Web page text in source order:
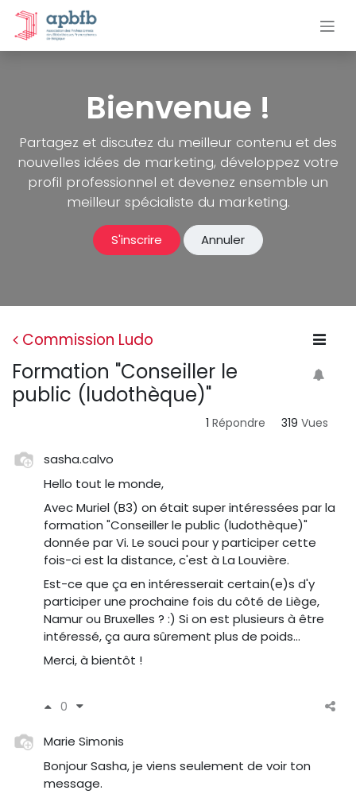
Se rendre au contenu
Bienvenue !
Partagez et discutez du meilleur contenu et des
nouvelles idées de marketing, développez votre
profil professionnel et devenez ensemble un
meilleur spécialiste du marketing.
S'inscrire Annuler
Commission Ludo
Formation "Conseiller le
public (ludothèque)"
1 Répondre 319 Vues
sasha.calvo
Hello tout le monde,
Avec Muriel (B3) on était super intéressées par la
formation "Conseiller le public (ludothèque)"
donnée par Vi. Le souci pour y participer cette
fois-ci est la distance, c'est à La Louvière.
Est-ce que ça en intéresserait certain(e)s d'y
participer une prochaine fois du côté de Liège,
Namur ou Bruxelles ? :) Si on est plusieurs à être
intéressé, ça aura sûrement plus de poids...
Merci, à bientôt !
0
Marie Simonis
Bonjour Sasha, je viens seulement de voir ton
message.